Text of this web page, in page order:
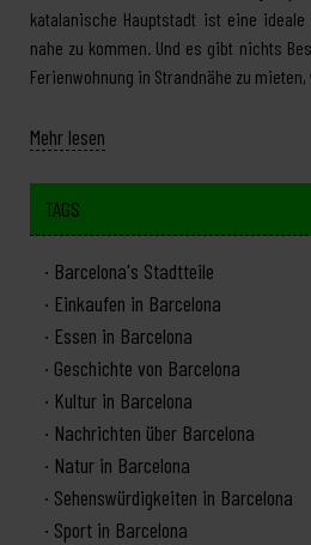
katalanische Hauptstadt ist eine ideale
nahe zu kommen. Und es gibt nichts
Ferienwohnung in Strandnähe zu
Mehr lesen
TAGS
Barcelona's Stadtteile
Einkaufen in Barcelona
Essen in Barcelona
Geschichte von Barcelona
Kultur in Barcelona
Nachrichten über Barcelona
Natur in Barcelona
Sehenswürdigkeiten in Barcelona
Sport in Barcelona